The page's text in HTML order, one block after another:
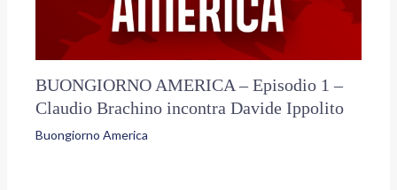
BUONGIORNO AMERICA – Episodio 1 –
Claudio Brachino incontra Davide Ippolito
Buongiorno America